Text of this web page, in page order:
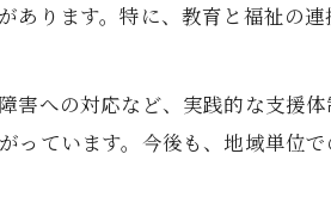
タルケアの実践方法
要なメンタルケアの視点
高齢化地域で果たす役割
ります。特に、教育と福祉の
への対応など、実践的な支援
ています。今後も、地域単位